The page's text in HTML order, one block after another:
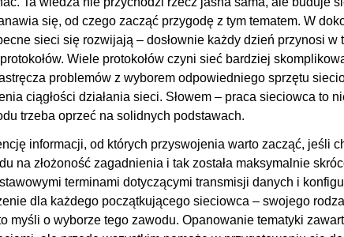
[17]
warstwy 2 i routerem? [20]
[22]
się, od czego zacząć przygodę z tym tematem. W
sieci się rozwijają – dosłownie każdy dzień przynosi w
Wiele protokołów czyni sieć bardziej
problemów z wyborem odpowiedniego sprzętu
ciągłości działania sieci. Słowem – praca sieciowca to
trzeba oprzeć na solidnych podstawach.
informacji, od których przyswojenia warto zacząć, jeśli
na złożoność zagadnienia i tak została maksymalnie
terminami dotyczącymi transmisji danych i
dla każdego początkującego sieciowca – swojego
myśli o wyborze tego zawodu. Opanowanie tematyki